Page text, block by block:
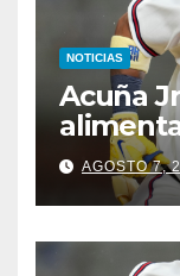
NOTICIAS
Acuña
AGOSTO 7,